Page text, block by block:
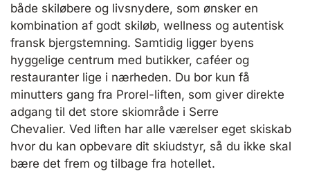
både skiløbere og livsnydere, som ønsker en
kombination af godt skiløb, wellness og autentisk
fransk bjergstemning. Samtidig ligger byens
hyggelige centrum med butikker, caféer og
restauranter lige i nærheden. Du bor kun få
minutters gang fra Prorel-liften, som giver direkte
adgang til det store skiområde i Serre
Chevalier. Ved liften har alle værelser eget skiskab
hvor du kan opbevare dit skiudstyr, så du ikke skal
bære det frem og tilbage fra hotellet.